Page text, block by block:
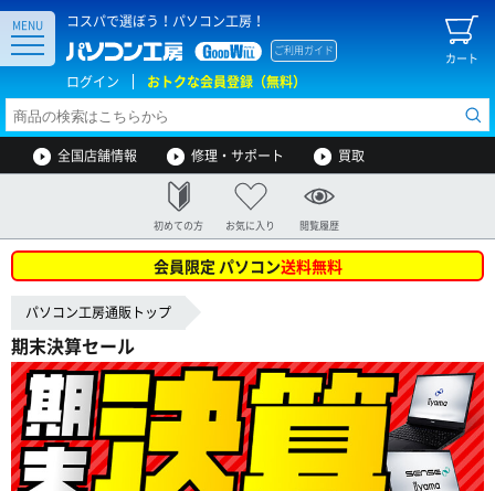
コスパで選ぼう！パソコン工房！
カート
ご利用ガイド
ログイン おトクな会員登録（無料）
MENU
全国店舗情報 修理・サポート 買取
初めての方 お気に入り 閲覧履歴
会員限定 パソコン送料無料
パソコン工房通販トップ
期末決算セール